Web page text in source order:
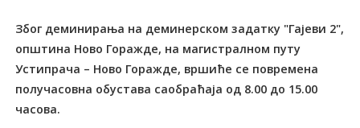
Због деминирања на деминерском задатку "Гајеви 2",
општина Ново Горажде, на магистралном путу
Устипрача – Ново Горажде, вршиће се повремена
получасовна обустава саобраћаја од 8.00 до 15.00
часова.